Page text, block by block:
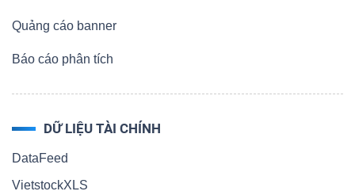
Quảng cáo banner
Báo cáo phân tích
DỮ LIỆU TÀI CHÍNH
DataFeed
VietstockXLS